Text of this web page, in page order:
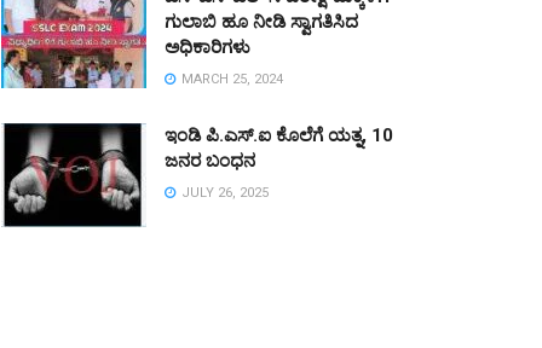
ಗುಲಾಬಿ ಹೂ ನೀಡಿ ಸ್ವಾಗತಿಸಿದ
ಅಧಿಕಾರಿಗಳು
MARCH 25, 2024
ಇಂಡಿ ಪಿ.ಎಸ್.ಐ ಕೊಲೆಗೆ ಯತ್ನ, 10
ಜನರ ಬಂಧನ
JULY 26, 2025